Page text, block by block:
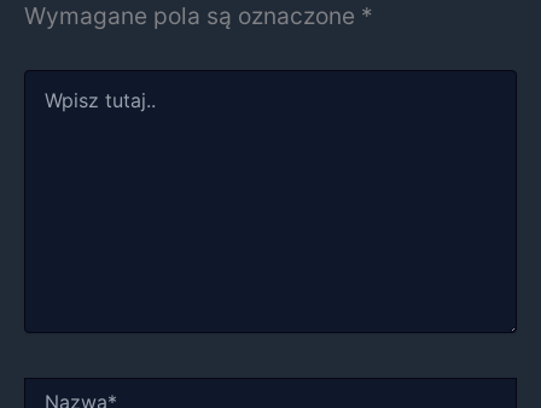
Wymagane pola są oznaczone *
tutaj..